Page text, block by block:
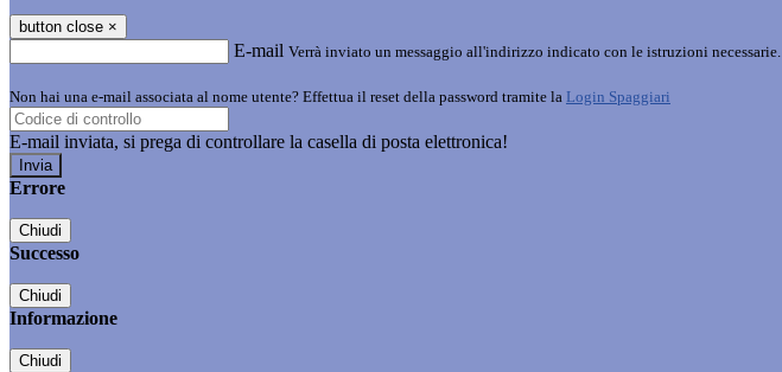
button close ×
E-mail Verrà inviato un messaggio all'indirizzo indicato con le istruzioni necessarie.
Non hai una e-mail associata al nome utente? Effettua il reset della password tramite la Login Spaggiari
E-mail inviata, si prega di controllare la casella di posta elettronica!
Errore
Chiudi
Successo
Chiudi
Informazione
Chiudi